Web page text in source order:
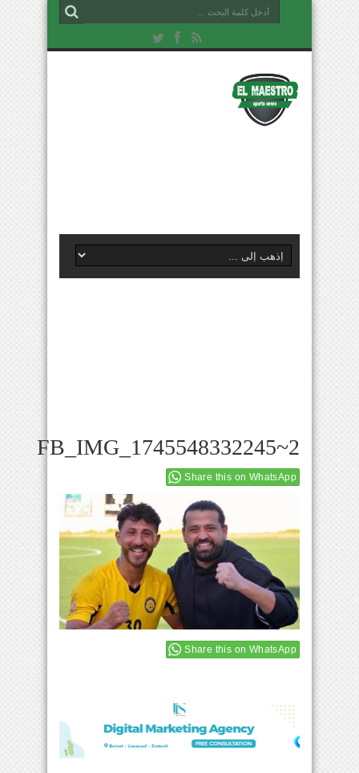
FB_IMG_1745548332245~2
Share this on WhatsApp
Share this on WhatsApp